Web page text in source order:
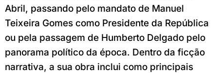
Abril, passando pelo mandato de Manuel
Teixeira Gomes como Presidente da República
ou pela passagem de Humberto Delgado pelo
panorama político da época. Dentro da ficção
narrativa, a sua obra inclui como principais